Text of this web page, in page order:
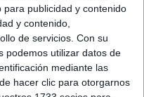
publicidad y contenido
y contenido,
de servicios. Con su
podemos utilizar datos de
mediante las
hacer clic para otorgarnos
y un herido por
que nunca pierde